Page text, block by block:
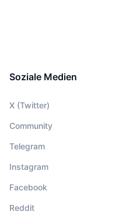
Soziale Medien
X (Twitter)
Community
Telegram
Instagram
Facebook
Reddit